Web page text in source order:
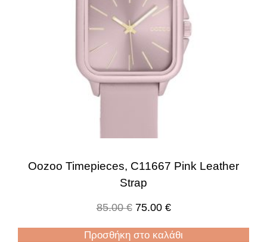
Oozoo Timepieces, C11667 Pink Leather
Strap
85.00€ 75.00 €
Προσθήκη στο καλάθι